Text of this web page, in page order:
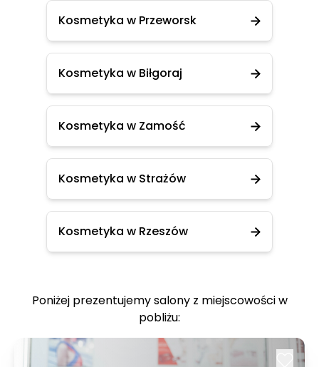
Kosmetyka w Przeworsk
Kosmetyka w Biłgoraj
Kosmetyka w Zamość
Kosmetyka w Strażów
Kosmetyka w Rzeszów
Poniżej prezentujemy salony z miejscowości w
pobliżu: